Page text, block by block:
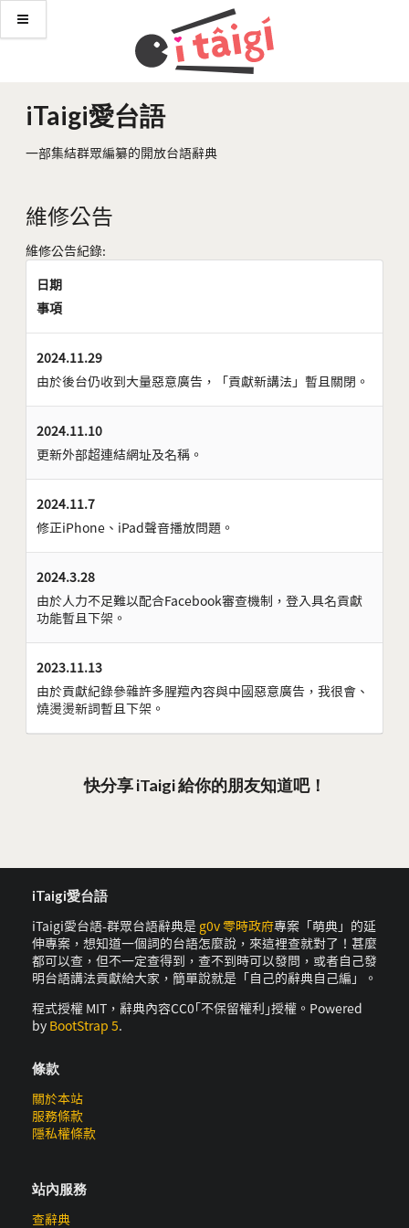
iTaigi愛台語
一部集結群眾編纂的開放台語辭典
維修公告
維修公告紀錄:
日期
事項
2024.11.29
由於後台仍收到大量惡意廣告，「貢獻新講法」暫且關閉。
2024.11.10
更新外部超連結網址及名稱。
2024.11.7
修正iPhone、iPad聲音播放問題。
2024.3.28
由於人力不足難以配合Facebook審查機制，登入具名貢獻
功能暫且下架。
2023.11.13
由於貢獻紀錄參雜許多腥羶內容與中國惡意廣告，我很會、
燒燙燙新詞暫且下架。
快分享 iTaigi 給你的朋友知道吧！
iTaigi愛台語
iTaigi愛台語-群眾台語辭典是 g0v 零時政府專案「萌典」的延
伸專案，想知道一個詞的台語怎麼說，來這裡查就對了！甚麼
都可以查，但不一定查得到，查不到時可以發問，或者自己發
明台語講法貢獻給大家，簡單說就是「自己的辭典自己編」。
程式授權 MIT，辭典內容CC0｢不保留權利｣授權。Powered
by BootStrap 5.
條款
關於本站
服務條款
隱私權條款
站內服務
查辭典